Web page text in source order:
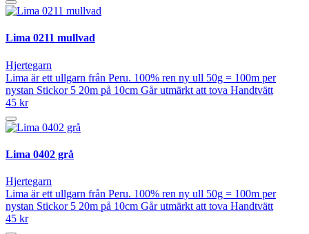
Lima 0211 mullvad
Hjertegarn
Lima är ett ullgarn från Peru. 100% ren ny ull 50g = 100m per
nystan Stickor 5 20m på 10cm Går utmärkt att tova Handtvätt
45 kr
Lima 0402 grå
Hjertegarn
Lima är ett ullgarn från Peru. 100% ren ny ull 50g = 100m per
nystan Stickor 5 20m på 10cm Går utmärkt att tova Handtvätt
45 kr